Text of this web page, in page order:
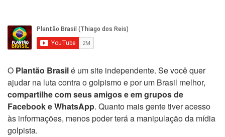
O Plantão Brasilé um site independente. Se você quer
ajudar na luta contra o golpismo e por um Brasil melhor,
compartilhe com seus amigos e em grupos de
Facebook e WhatsApp. Quanto mais gente tiver acesso
às informações, menos poder terá a manipulação da mídia
golpista.